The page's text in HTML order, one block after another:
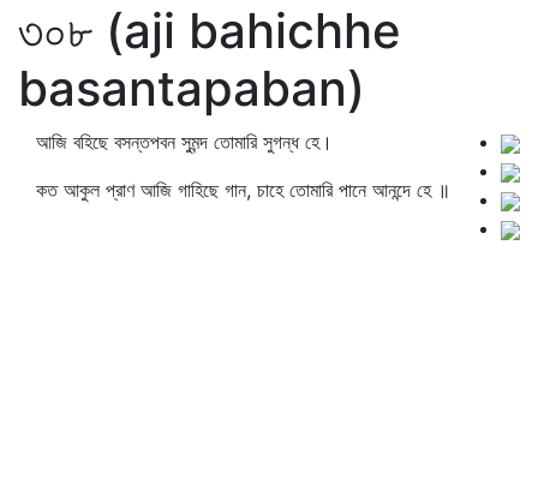
৩০৮ (aji bahichhe
basantapaban)
আজি বহিছে বসন্তপবন সুমন্দ তোমারি সুগন্ধ হে।
কত আকুল প্রাণ আজি গাহিছে গান, চাহে তোমারি পানে আনন্দে হে ॥